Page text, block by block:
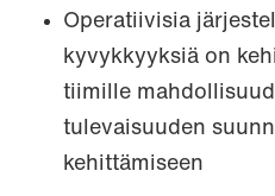
Operatiivisia
kyvykkyyksiä on
tiimille
tulevaisuuden
kehittämiseen